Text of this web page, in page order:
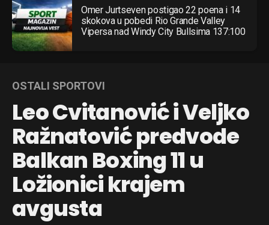
Omer Jurtseven postigao 22 poena i 14
skokova u pobedi Rio Grande Valley
Vipersa nad Windy City Bullsima 137:100
OSTALI SPORTOVI
Leo Cvitanović i Veljko
Ražnatović predvode
Balkan Boxing 11 u
Ložionici krajem
avgusta